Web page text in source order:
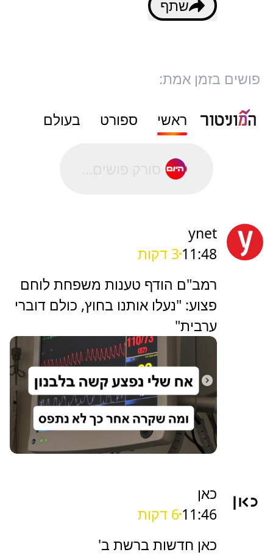
שתף
פושים בזמן אמת:
ראשי ספורט בעולם
ynet
11:48 3 דקות
רמב"ם הודף טענות משפחת לוחם
פצוע: "נעלו אותנו בחוץ, כולם דוברי
ערבית"
כאן
11:46 6 דקות
כאן חדשות ברשת ב'